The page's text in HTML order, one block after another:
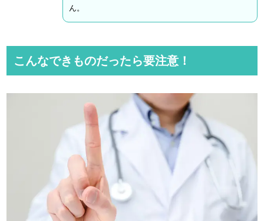
ん。
こんなできものだったら要注意！